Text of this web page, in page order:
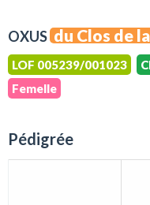
OXUS du Clos de
LOF 005239/001023
Femelle
Pédigrée